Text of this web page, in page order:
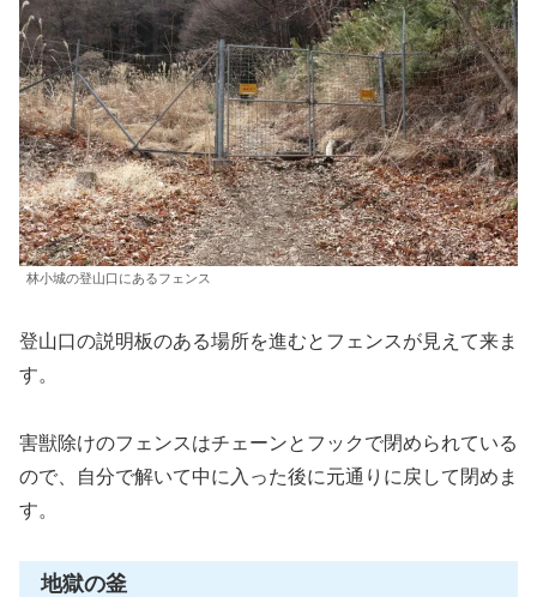
林小城の登山口にあるフェンス
登山口の説明板のある場所を進むとフェンスが見えて来ま
す。
害獣除けのフェンスはチェーンとフックで閉められている
ので、自分で解いて中に入った後に元通りに戻して閉めま
す。
地獄の釜